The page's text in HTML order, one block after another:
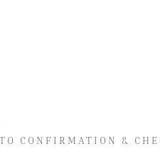
CONFIRMATION &